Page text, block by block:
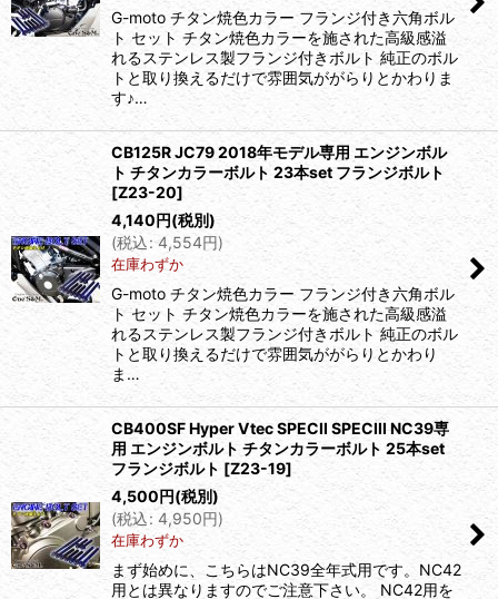
G-moto チタン焼色カラー フランジ付き六角ボル
ト セット チタン焼色カラーを施された高級感溢
れるステンレス製フランジ付きボルト 純正のボル
トと取り換えるだけで雰囲気ががらりとかわりま
す♪…
CB125R JC79 2018年モデル専用 エンジンボル
ト チタンカラーボルト 23本set フランジボルト
[Z23-20]
4,140円(税別)
(税込: 4,554円)
在庫わずか
G-moto チタン焼色カラー フランジ付き六角ボル
ト セット チタン焼色カラーを施された高級感溢
れるステンレス製フランジ付きボルト 純正のボル
トと取り換えるだけで雰囲気ががらりとかわり
ま…
CB400SF Hyper Vtec SPECII SPECIII NC39専
用 エンジンボルト チタンカラーボルト 25本set
フランジボルト [Z23-19]
4,500円(税別)
(税込: 4,950円)
在庫わずか
まず始めに、こちらはNC39全年式用です。NC42
用とは異なりますのでご注意下さい。 NC42用を